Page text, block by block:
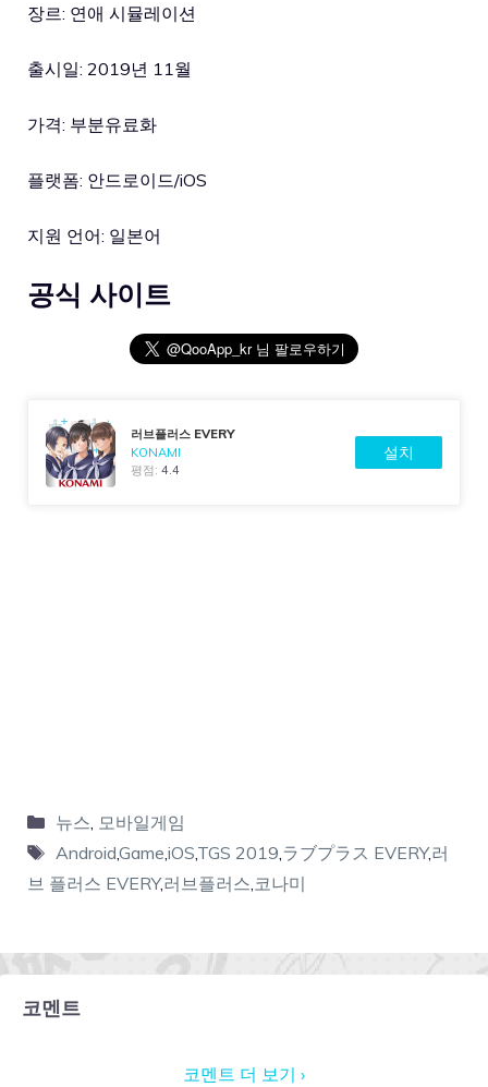
장르: 연애 시뮬레이션
출시일: 2019년 11월
가격: 부분유료화
플랫폼: 안드로이드/iOS
지원 언어: 일본어
공식 사이트
러브플러스 EVERY
KONAMI
평점:4.4
설치
뉴스 모바일게임
AndroidGame iOS TGS 2019 ラブプラス EVERY,러
브 플러스 EVERY,러브플러스 코나미
코멘트
코멘트 더 보기 ›